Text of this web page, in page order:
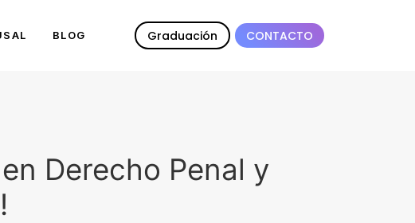
BLOG Graduación CONTACTO
Derecho Penal y